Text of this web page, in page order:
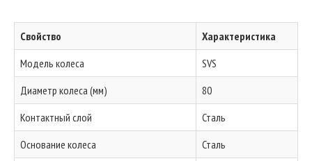
Свойство
Характеристика
Модель колеса
SVS
Диаметр колеса (мм)
80
Контактный слой
Сталь
Основание колеса
Сталь